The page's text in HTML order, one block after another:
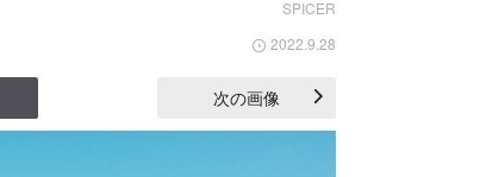
SPICER
2022.9.28
次の画像